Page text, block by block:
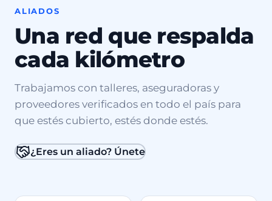
ALIADOS
Una red que respalda
cada kilómetro
Trabajamos con talleres, aseguradoras y
proveedores verificados en todo el país para
que estés cubierto, estés donde estés.
¿Eres un aliado? Únete